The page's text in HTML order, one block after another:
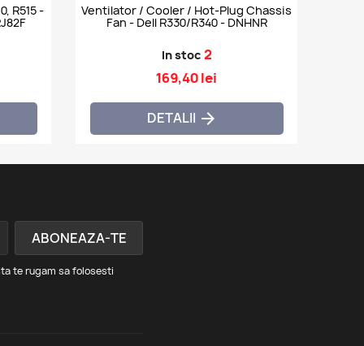
R515 -
RMHH1, 0RJ82F, RJ82F
Ventilator / Cooler / Hot-Plug Chassis
Fan - Dell R330/R340 - DNHNR
In stoc 2
169,40 lei
DETALII 
te rugam sa folosesti